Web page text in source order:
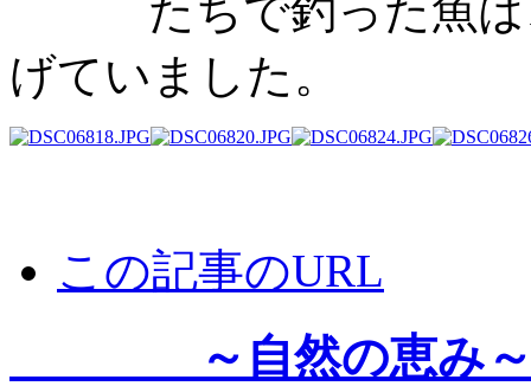
たちで釣った魚は、
げていました。
この記事のURL
～自然の恵み